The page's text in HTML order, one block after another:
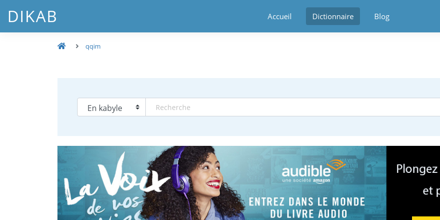
DIKAB Accueil Dictionnaire Blog
qqim